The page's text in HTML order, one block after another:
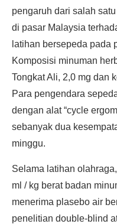
pengaruh dari salah
di pasar Malaysia
latihan bersepeda pada
Komposisi minuman
Tongkat Ali, 2,0 mg dan
Para pengendara
dengan alat “cycle
sebanyak dua
minggu.
Selama latihan
ml / kg berat badan
menerima plasebo air
penelitian double-blind